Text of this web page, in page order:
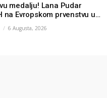
medalju! Lana Pudar
na Evropskom prvenstvu u
6 Augusta, 2026